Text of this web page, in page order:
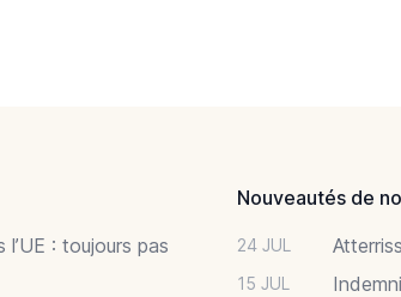
: toujours pas
Nouveautés de
24 JUL
15 JUL